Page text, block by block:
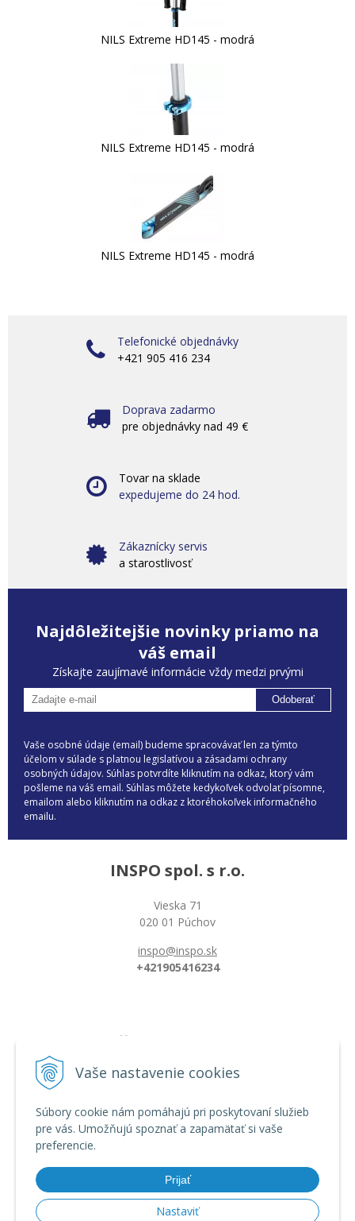
Vaše nastavenie cookies
Súbory cookie nám pomáhajú pri poskytovaní služieb
pre vás. Umožňujú spoznať a zapamätať si vaše
preferencie.
Prijať
Nastaviť
NILS Extreme HD145 - modrá
NILS Extreme HD145 - modrá
NILS Extreme HD145 - modrá
Telefonické objednávky
+421 905 416 234
Doprava zadarmo
pre objednávky nad 49 €
Tovar na sklade
expedujeme do 24 hod.
Zákaznícky servis
a starostlivosť
Najdôležitejšie novinky priamo na
váš email
Získajte zaujímavé informácie vždy medzi prvými
Odoberať
Vaše osobné údaje (email) budeme spracovávať len za týmto
účelom v súlade s platnou legislatívou a zásadami ochrany
osobných údajov. Súhlas potvrdíte kliknutím na odkaz, ktorý vám
pošleme na váš email. Súhlas môžete kedykoľvek odvolať písomne,
emailom alebo kliknutím na odkaz z ktoréhokoľvek informačného
emailu.
INSPO spol. s r.o.
Vieska 71
020 01 Púchov
inspo@inspo.sk
+421905416234
Všetko o nákupe
Možnosti platby a doprava
Dĺžka florbalovej hokejky
Zahnutie hokejky/čepele
Veľkostná tabuľka